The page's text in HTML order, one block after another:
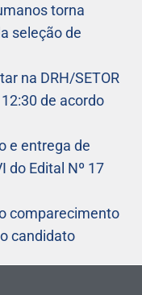
torna
seleção de
na DRH/SETOR
12:30 de acordo
e entrega de
do Edital Nº 17
comparecimento
candidato